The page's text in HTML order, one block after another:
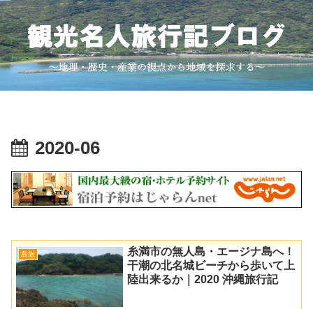
2020-06
島旅
糸満市の無人島・エージナ島へ！
干潮の北名城ビーチから歩いて上
陸出来るか｜2020 沖縄旅行記